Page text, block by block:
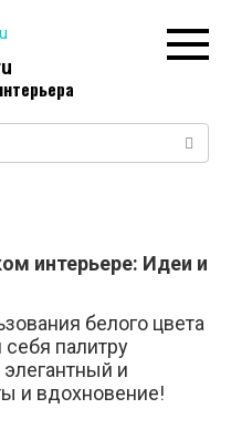
интерьере: Идеи и
белого цвета
себя палитру
элегантный и
и вдохновение!